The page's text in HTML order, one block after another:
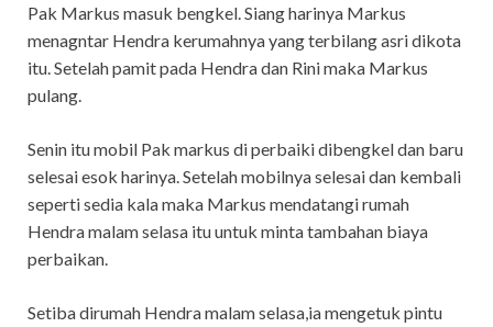
Pak Markus masuk bengkel. Siang harinya Markus
menagntar Hendra kerumahnya yang terbilang asri dikota
itu. Setelah pamit pada Hendra dan Rini maka Markus
pulang.
Senin itu mobil Pak markus di perbaiki dibengkel dan baru
selesai esok harinya. Setelah mobilnya selesai dan kembali
seperti sedia kala maka Markus mendatangi rumah
Hendra malam selasa itu untuk minta tambahan biaya
perbaikan.
Setiba dirumah Hendra malam selasa,ia mengetuk pintu